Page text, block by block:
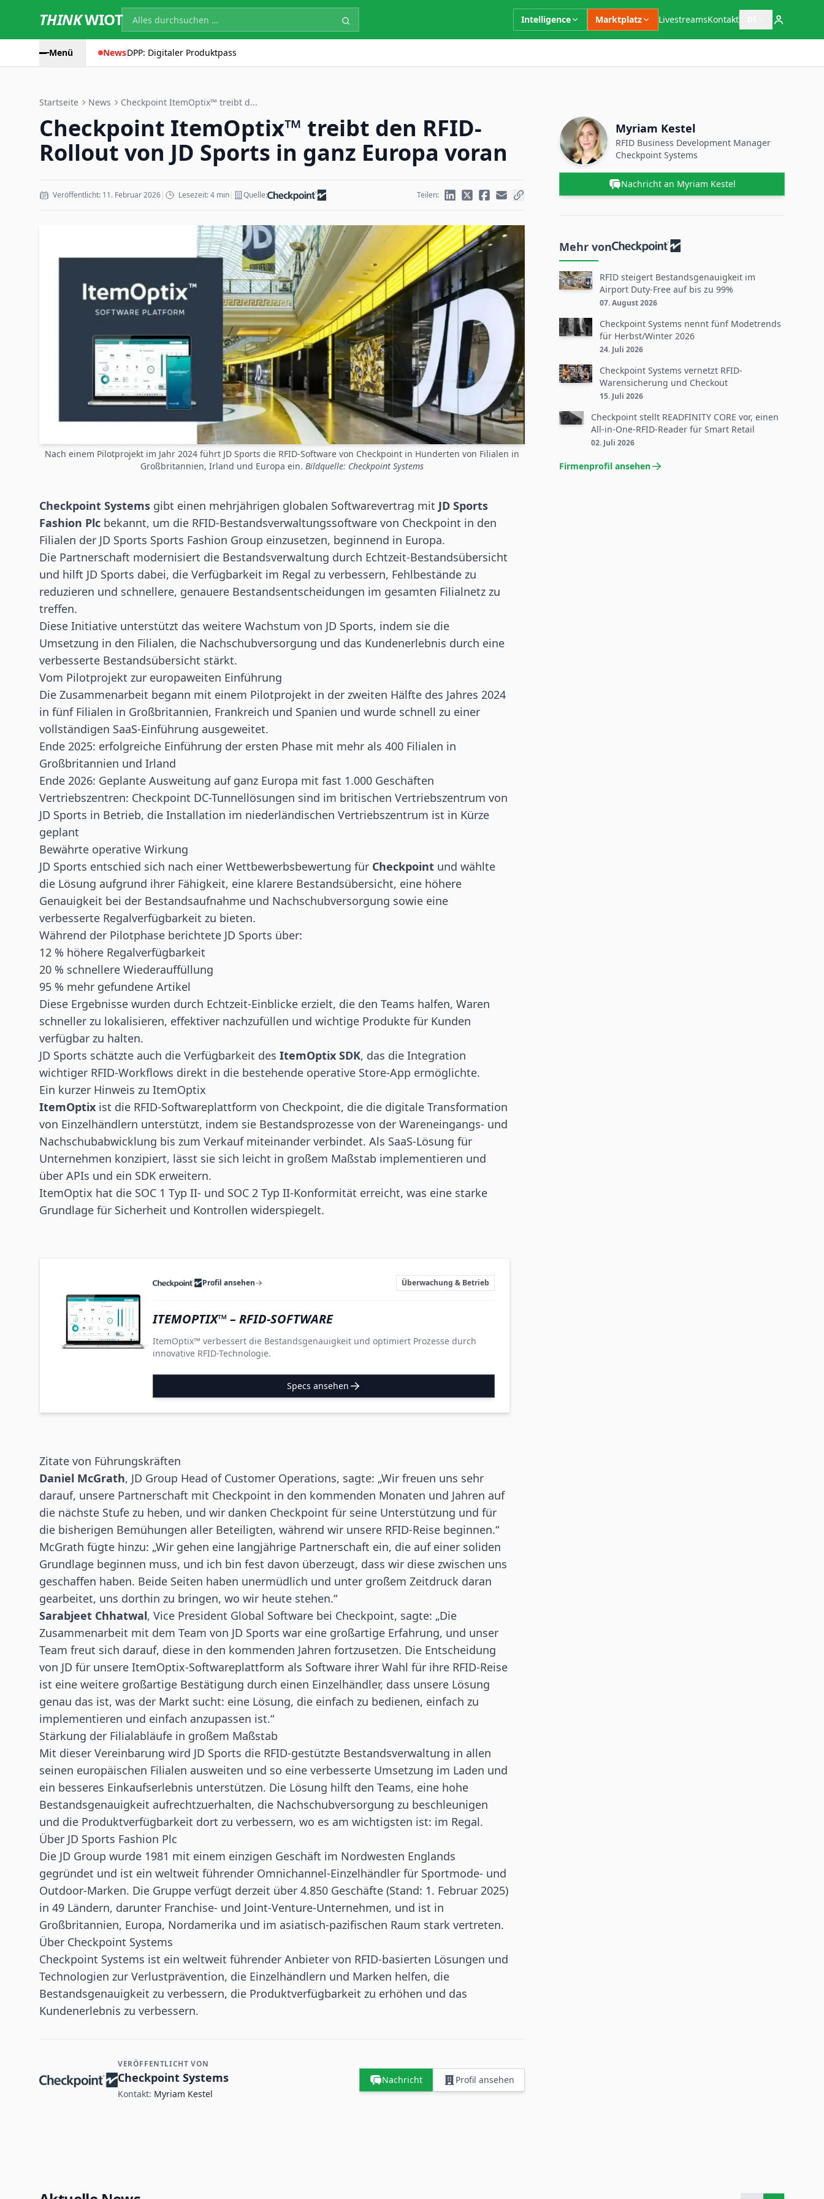
THINKWIOT Intelligence Marktplatz LivestreamsKontakt Sprachauswahl
Menü NewsDPP: Digitaler Produktpass
Startseite News Checkpoint ItemOptix™ treibt d...
Checkpoint ItemOptix™ treibt den RFID-
Rollout von JD Sports in ganz Europa voran
Veröffentlicht: 11. Februar 2026| Lesezeit: 4 min| Quelle: Teilen:
Nach einem Pilotprojekt im Jahr 2024 führt JD Sports die RFID-Software von Checkpoint in Hunderten von Filialen in
Großbritannien, Irland und Europa ein. Bildquelle: Checkpoint Systems
Checkpoint Systems gibt einen mehrjährigen globalen Softwarevertrag mit JD Sports
Fashion Plc bekannt, um die RFID-Bestandsverwaltungssoftware von Checkpoint in den
Filialen der JD Sports Sports Fashion Group einzusetzen, beginnend in Europa.
Die Partnerschaft modernisiert die Bestandsverwaltung durch Echtzeit-Bestandsübersicht
und hilft JD Sports dabei, die Verfügbarkeit im Regal zu verbessern, Fehlbestände zu
reduzieren und schnellere, genauere Bestandsentscheidungen im gesamten Filialnetz zu
treffen.
Diese Initiative unterstützt das weitere Wachstum von JD Sports, indem sie die
Umsetzung in den Filialen, die Nachschubversorgung und das Kundenerlebnis durch eine
verbesserte Bestandsübersicht stärkt.
Vom Pilotprojekt zur europaweiten Einführung
Die Zusammenarbeit begann mit einem Pilotprojekt in der zweiten Hälfte des Jahres 2024
in fünf Filialen in Großbritannien, Frankreich und Spanien und wurde schnell zu einer
vollständigen SaaS-Einführung ausgeweitet.
Ende 2025: erfolgreiche Einführung der ersten Phase mit mehr als 400 Filialen in
Großbritannien und Irland
Ende 2026: Geplante Ausweitung auf ganz Europa mit fast 1.000 Geschäften
Vertriebszentren: Checkpoint DC-Tunnellösungen sind im britischen Vertriebszentrum von
JD Sports in Betrieb, die Installation im niederländischen Vertriebszentrum ist in Kürze
geplant
Bewährte operative Wirkung
JD Sports entschied sich nach einer Wettbewerbsbewertung für Checkpoint und wählte
die Lösung aufgrund ihrer Fähigkeit, eine klarere Bestandsübersicht, eine höhere
Genauigkeit bei der Bestandsaufnahme und Nachschubversorgung sowie eine
verbesserte Regalverfügbarkeit zu bieten.
Während der Pilotphase berichtete JD Sports über:
12 % höhere Regalverfügbarkeit
20 % schnellere Wiederauffüllung
95 % mehr gefundene Artikel
Diese Ergebnisse wurden durch Echtzeit-Einblicke erzielt, die den Teams halfen, Waren
schneller zu lokalisieren, effektiver nachzufüllen und wichtige Produkte für Kunden
verfügbar zu halten.
JD Sports schätzte auch die Verfügbarkeit des ItemOptix SDK, das die Integration
wichtiger RFID-Workflows direkt in die bestehende operative Store-App ermöglichte.
Ein kurzer Hinweis zu ItemOptix
ItemOptix ist die RFID-Softwareplattform von Checkpoint, die die digitale Transformation
von Einzelhändlern unterstützt, indem sie Bestandsprozesse von der Wareneingangs- und
Nachschubabwicklung bis zum Verkauf miteinander verbindet. Als SaaS-Lösung für
Unternehmen konzipiert, lässt sie sich leicht in großem Maßstab implementieren und
über APIs und ein SDK erweitern.
ItemOptix hat die SOC 1 Typ II- und SOC 2 Typ II-Konformität erreicht, was eine starke
Grundlage für Sicherheit und Kontrollen widerspiegelt.
Profil ansehen Überwachung & Betrieb
ITEMOPTIX™ – RFID-SOFTWARE
ItemOptix™ verbessert die Bestandsgenauigkeit und optimiert Prozesse durch
innovative RFID-Technologie.
Specs ansehen
Zitate von Führungskräften
Daniel McGrath, JD Group Head of Customer Operations, sagte: „Wir freuen uns sehr
darauf, unsere Partnerschaft mit Checkpoint in den kommenden Monaten und Jahren auf
die nächste Stufe zu heben, und wir danken Checkpoint für seine Unterstützung und für
die bisherigen Bemühungen aller Beteiligten, während wir unsere RFID-Reise beginnen.“
McGrath fügte hinzu: „Wir gehen eine langjährige Partnerschaft ein, die auf einer soliden
Grundlage beginnen muss, und ich bin fest davon überzeugt, dass wir diese zwischen uns
geschaffen haben. Beide Seiten haben unermüdlich und unter großem Zeitdruck daran
gearbeitet, uns dorthin zu bringen, wo wir heute stehen.“
Sarabjeet Chhatwal, Vice President Global Software bei Checkpoint, sagte: „Die
Zusammenarbeit mit dem Team von JD Sports war eine großartige Erfahrung, und unser
Team freut sich darauf, diese in den kommenden Jahren fortzusetzen. Die Entscheidung
von JD für unsere ItemOptix-Softwareplattform als Software ihrer Wahl für ihre RFID-Reise
ist eine weitere großartige Bestätigung durch einen Einzelhändler, dass unsere Lösung
genau das ist, was der Markt sucht: eine Lösung, die einfach zu bedienen, einfach zu
implementieren und einfach anzupassen ist.“
Stärkung der Filialabläufe in großem Maßstab
Mit dieser Vereinbarung wird JD Sports die RFID-gestützte Bestandsverwaltung in allen
seinen europäischen Filialen ausweiten und so eine verbesserte Umsetzung im Laden und
ein besseres Einkaufserlebnis unterstützen. Die Lösung hilft den Teams, eine hohe
Bestandsgenauigkeit aufrechtzuerhalten, die Nachschubversorgung zu beschleunigen
und die Produktverfügbarkeit dort zu verbessern, wo es am wichtigsten ist: im Regal.
Über JD Sports Fashion Plc
Die JD Group wurde 1981 mit einem einzigen Geschäft im Nordwesten Englands
gegründet und ist ein weltweit führender Omnichannel-Einzelhändler für Sportmode- und
Outdoor-Marken. Die Gruppe verfügt derzeit über 4.850 Geschäfte (Stand: 1. Februar 2025)
in 49 Ländern, darunter Franchise- und Joint-Venture-Unternehmen, und ist in
Großbritannien, Europa, Nordamerika und im asiatisch-pazifischen Raum stark vertreten.
Über Checkpoint Systems
Checkpoint Systems ist ein weltweit führender Anbieter von RFID-basierten Lösungen und
Technologien zur Verlustprävention, die Einzelhändlern und Marken helfen, die
Bestandsgenauigkeit zu verbessern, die Produktverfügbarkeit zu erhöhen und das
Kundenerlebnis zu verbessern.
Kontakt- und Firmeninformationen
VERÖFFENTLICHT VON
Checkpoint Systems
Kontakt: Myriam Kestel
Nachricht Profil ansehen
Zusätzliche Informationen
Ansprechpartner
Name
Myriam Kestel
Position
RFID Business Development Manager
Checkpoint Systems
Nachricht an Myriam Kestel
Mehr von
RFID steigert Bestandsgenauigkeit im
Airport Duty-Free auf bis zu 99%
07. August 2026
Checkpoint Systems nennt fünf Modetrends
für Herbst/Winter 2026
24. Juli 2026
Checkpoint Systems vernetzt RFID-
Warensicherung und Checkout
15. Juli 2026
Checkpoint stellt READFINITY CORE vor, einen
All-in-One-RFID-Reader für Smart Retail
02. Juli 2026
Firmenprofil ansehen